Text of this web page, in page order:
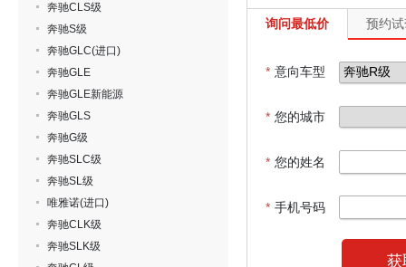
奔驰CLS级
奔驰S级
奔驰GLC(进口)
奔驰GLE
奔驰GLE新能源
奔驰GLS
奔驰G级
奔驰SLC级
奔驰SL级
唯雅诺(进口)
奔驰CLK级
奔驰SLK级
询问最低价 预约
* 意向车型
* 您的城市
* 您的姓名
* 手机号码
获